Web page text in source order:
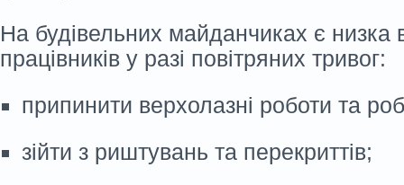
На будівельних майданчиках є низка
працівників у разі повітряних тривог:
припинити верхолазні роботи та
зійти з риштувань та перекриттів;